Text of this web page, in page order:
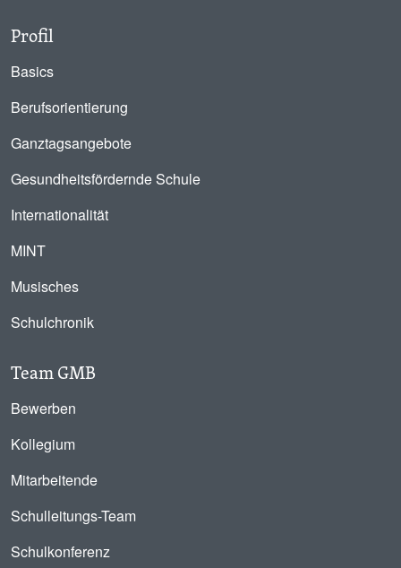
Profil
Basics
Berufsorientierung
Ganztagsangebote
Gesundheitsfördernde Schule
Internationalität
MINT
Musisches
Schulchronik
Team GMB
Bewerben
Kollegium
Mitarbeitende
Schulleitungs-Team
Schulkonferenz